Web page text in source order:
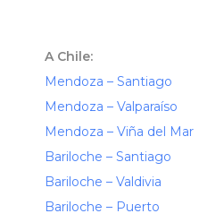
A Chile:
Mendoza – Santiago
Mendoza – Valparaíso
Mendoza – Viña del Mar
Bariloche – Santiago
Bariloche – Valdivia
Bariloche – Puerto